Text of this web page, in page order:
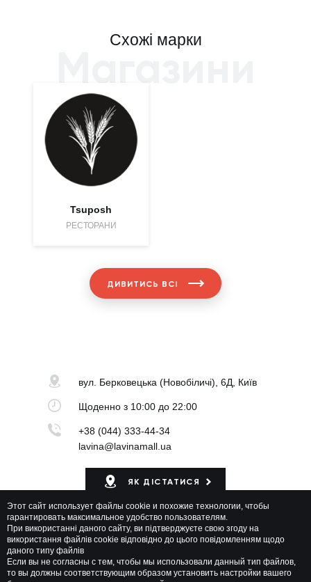
Схожі марки
Tsuposh
РЕСТОРАНИ
ДИВИТИСЬ ВСІ
вул. Берковецька(Новобіличі), 6Д, Київ
Щоденноз 10:00 до 22:00
+38 (044) 333-44-34
lavina@lavinamall.ua
ЯК ДІСТАТИСЯ
Мапа ТРЦ
Этот сайт использует файлы cookie и похожие технологии, чтобы
гарантировать максимальное удобство пользователям.
При використанні даного сайту, ви підтверджуєте свою згоду на
використання файлів cookie відповідно до цього повідомленням щодо
даного типу файлів
Если вы не согласны с тем, чтобы мы использовали данный тип файлов,
то вы должны соответствующим образом установить настройки вашего